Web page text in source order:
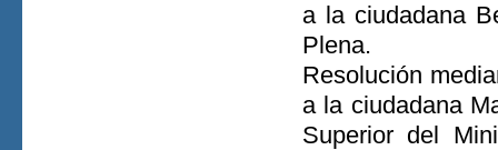
a la ciudadana
Plena.
Resolución
a la ciudadana
Superior del